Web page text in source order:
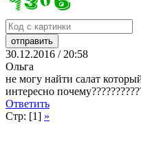
30.12.2016 / 20:58
Ольга
не могу найти салат
интересно
Ответить
Стр: [1] »